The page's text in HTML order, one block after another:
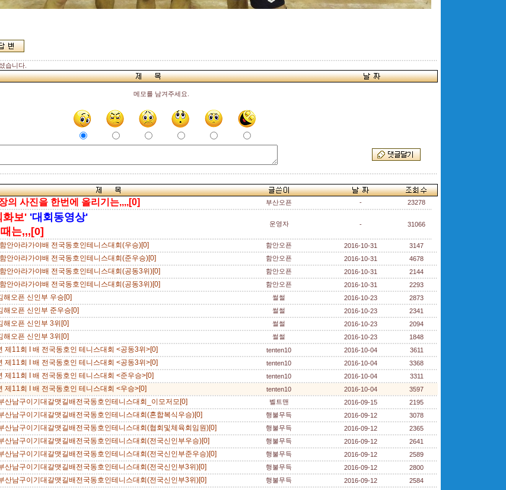
습니다.
메모를 남겨주세요.
의 사진을 한번에 올리기는,,,,[0] 부산오픈 - 23278
화보' '대회동영상'
는,,,[0]
운영자 - 31066
안아라가야배 전국동호인테니스대회(우승)[0] 함안오픈 2016-10-31
3147
안아라가야배 전국동호인테니스대회(준우승)[0] 함안오픈 2016-10-31
4678
안아라가야배 전국동호인테니스대회(공동3위)[0] 함안오픈 2016-10-31
2144
안아라가야배 전국동호인테니스대회(공동3위)[0] 함안오픈 2016-10-31
2293
해오픈 신인부 우승[0] 썰썰 2016-10-23
2873
해오픈 신인부 준우승[0] 썰썰 2016-10-23
2341
해오픈 신인부 3위[0] 썰썰 2016-10-23
2094
해오픈 신인부 3위[0] 썰썰 2016-10-23
1848
제11회 I 배 전국동호인 테니스대회 <공동3위>[0] tenten10 2016-10-04
3611
제11회 I 배 전국동호인 테니스대회 <공동3위>[0] tenten10 2016-10-04
3368
제11회 I 배 전국동호인 테니스대회 <준우승>[0] tenten10 2016-10-04
3311
제11회 I 배 전국동호인 테니스대회 <우승>[0] tenten10 2016-10-04
3597
산남구이기대갈맷길배전국동호인테니스대회_이모저모[0] 벨트맨 2016-09-15
2195
산남구이기대갈맷길배전국동호인테니스대회(혼합복식우승)[0] 행불무득 2016-09-12
3078
산남구이기대갈맷길배전국동호인테니스대회(협회및체육회임원)[0] 행불무득 2016-09-12
2365
산남구이기대갈맷길배전국동호인테니스대회(전국신인부우승)[0] 행불무득 2016-09-12
2641
산남구이기대갈맷길배전국동호인테니스대회(전국신인부준우승)[0] 행불무득 2016-09-12
2589
산남구이기대갈맷길배전국동호인테니스대회(전국신인부3위)[0] 행불무득 2016-09-12
2800
산남구이기대갈맷길배전국동호인테니스대회(전국신인부3위)[0] 행불무득 2016-09-12 2584